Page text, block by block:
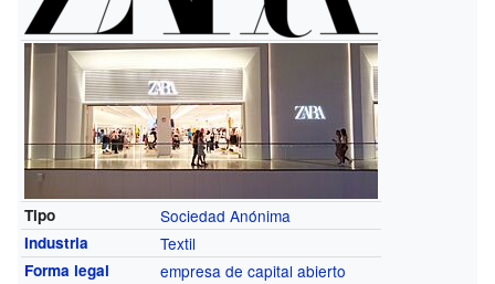
Tipo Sociedad Anónima
Industria Textil
Forma legal empresa de capital abierto